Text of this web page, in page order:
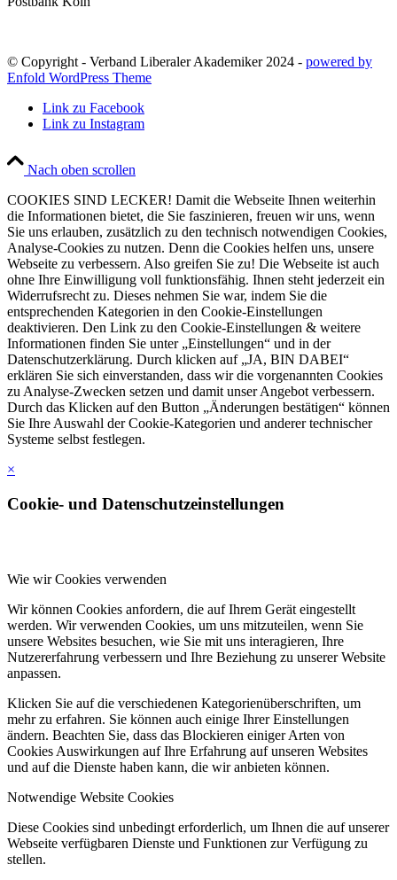
© Copyright - Verband Liberaler Akademiker 2024 - powered by
Enfold WordPress Theme
Link zu Facebook
Link zu Instagram
Nach oben scrollen
COOKIES SIND LECKER! Damit die Webseite Ihnen weiterhin
die Informationen bietet, die Sie faszinieren, freuen wir uns, wenn
Sie uns erlauben, zusätzlich zu den technisch notwendigen Cookies,
Analyse-Cookies zu nutzen. Denn die Cookies helfen uns, unsere
Webseite zu verbessern. Also greifen Sie zu! Die Webseite ist auch
ohne Ihre Einwilligung voll funktionsfähig. Ihnen steht jederzeit ein
Widerrufsrecht zu. Dieses nehmen Sie war, indem Sie die
entsprechenden Kategorien in den Cookie-Einstellungen
deaktivieren. Den Link zu den Cookie-Einstellungen & weitere
Informationen finden Sie unter „Einstellungen“ und in der
Datenschutzerklärung. Durch klicken auf „JA, BIN DABEI“
erklären Sie sich einverstanden, dass wir die vorgenannten Cookies
zu Analyse-Zwecken setzen und damit unser Angebot verbessern.
Durch das Klicken auf den Button „Änderungen bestätigen“ können
Sie Ihre Auswahl der Cookie-Kategorien und anderer technischer
Systeme selbst festlegen.
×
Cookie- und Datenschutzeinstellungen
Wie wir Cookies verwenden
Wir können Cookies anfordern, die auf Ihrem Gerät eingestellt
werden. Wir verwenden Cookies, um uns mitzuteilen, wenn Sie
unsere Websites besuchen, wie Sie mit uns interagieren, Ihre
Nutzererfahrung verbessern und Ihre Beziehung zu unserer Website
anpassen.
Klicken Sie auf die verschiedenen Kategorienüberschriften, um
mehr zu erfahren. Sie können auch einige Ihrer Einstellungen
ändern. Beachten Sie, dass das Blockieren einiger Arten von
Cookies Auswirkungen auf Ihre Erfahrung auf unseren Websites
und auf die Dienste haben kann, die wir anbieten können.
Notwendige Website Cookies
Diese Cookies sind unbedingt erforderlich, um Ihnen die auf unserer
Webseite verfügbaren Dienste und Funktionen zur Verfügung zu
stellen.